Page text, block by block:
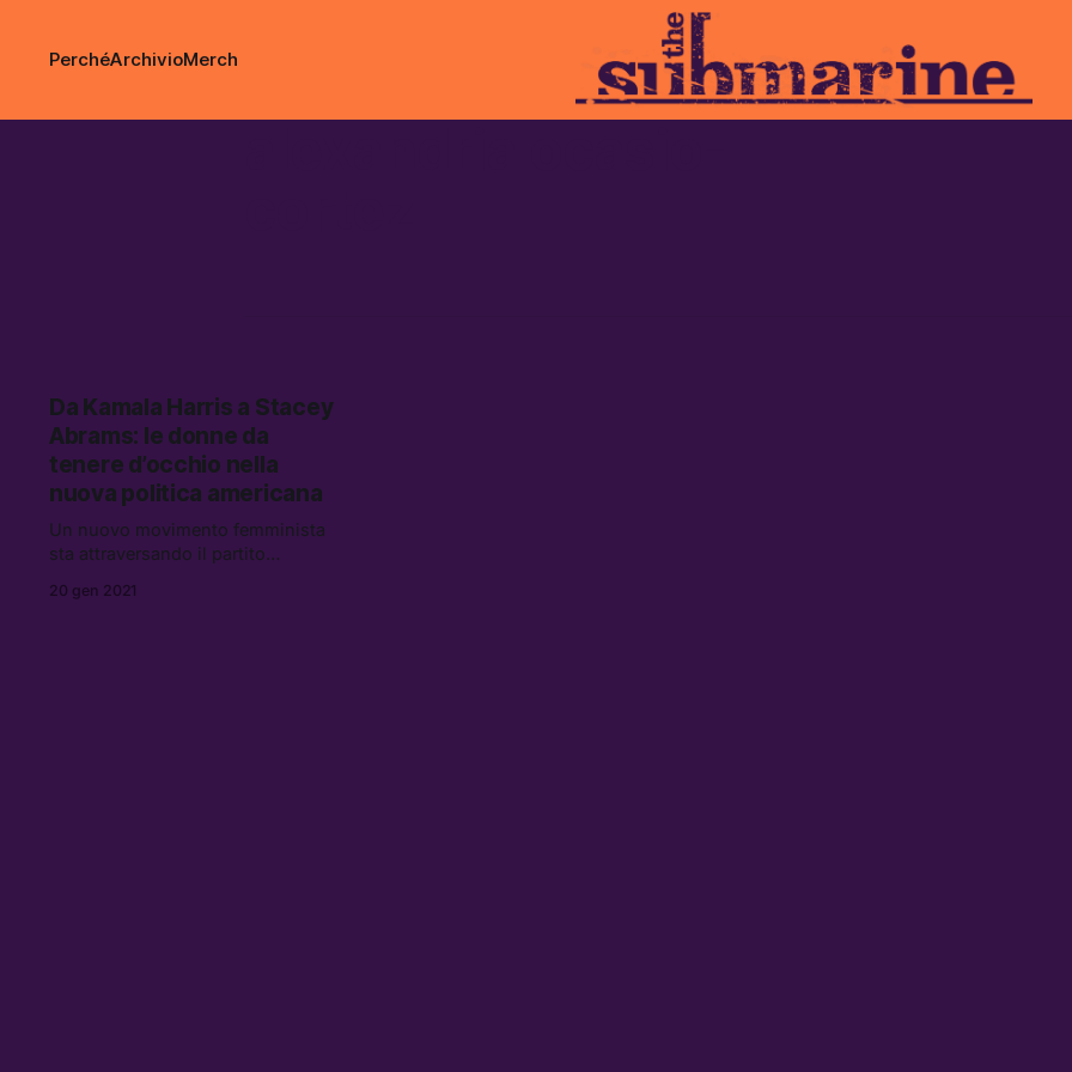
PerchéArchivioMerch
Da Kamala Harris a Stacey
Abrams: le donne da
tenere d’occhio nella
nuova politica americana
Un nuovo movimento femminista
sta attraversando il partito
tutto empowerment quel che
20 gen 2021